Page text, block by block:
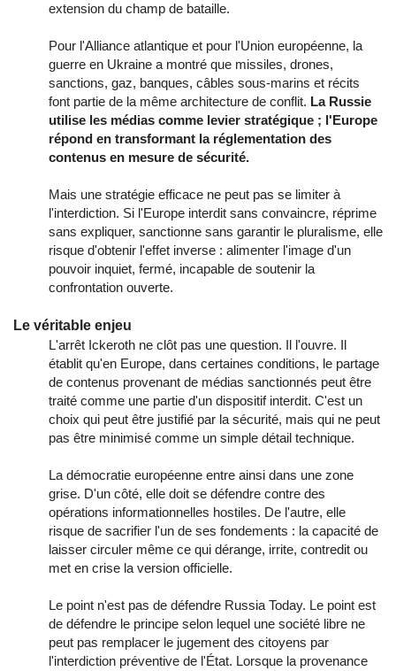
extension du champ de bataille.
Pour l'Alliance atlantique et pour l'Union européenne, la
guerre en Ukraine a montré que missiles, drones,
sanctions, gaz, banques, câbles sous-marins et récits
font partie de la même architecture de conflit. La Russie
utilise les médias comme levier stratégique ; l'Europe
répond en transformant la réglementation des
contenus en mesure de sécurité.
Mais une stratégie efficace ne peut pas se limiter à
l'interdiction. Si l'Europe interdit sans convaincre, réprime
sans expliquer, sanctionne sans garantir le pluralisme, elle
risque d'obtenir l'effet inverse : alimenter l'image d'un
pouvoir inquiet, fermé, incapable de soutenir la
confrontation ouverte.
Le véritable enjeu
L'arrêt Ickeroth ne clôt pas une question. Il l'ouvre. Il
établit qu'en Europe, dans certaines conditions, le partage
de contenus provenant de médias sanctionnés peut être
traité comme une partie d'un dispositif interdit. C'est un
choix qui peut être justifié par la sécurité, mais qui ne peut
pas être minimisé comme un simple détail technique.
La démocratie européenne entre ainsi dans une zone
grise. D'un côté, elle doit se défendre contre des
opérations informationnelles hostiles. De l'autre, elle
risque de sacrifier l'un de ses fondements : la capacité de
laisser circuler même ce qui dérange, irrite, contredit ou
met en crise la version officielle.
Le point n'est pas de défendre Russia Today. Le point est
de défendre le principe selon lequel une société libre ne
peut pas remplacer le jugement des citoyens par
l'interdiction préventive de l'État. Lorsque la provenance